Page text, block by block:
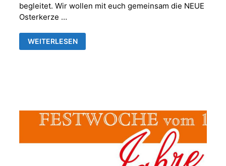
begleitet. Wir wollen mit euch gemeinsam die NEUE
Osterkerze …
MACH
MIT!
WEITERLESEN